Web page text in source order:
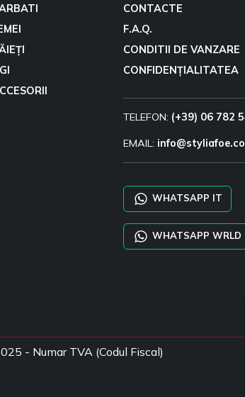
CONTACTE
F.A.Q.
CONDITII DE VANZARE
CONFIDENȚIALITATEA
TELEFON: (+39) 06 782
EMAIL:
WHATSAPP IT
WHATSAPP WRLD
- Numar TVA (Codul Fiscal)